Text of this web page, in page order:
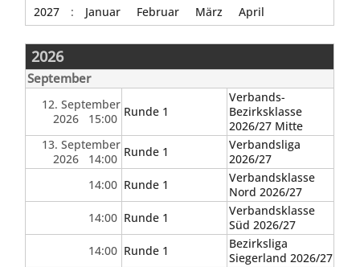
2027
: Januar Februar März April
2026
September
12. September
2026 15:00 Runde 1
Verbands-
Bezirksklasse
2026/27 Mitte
13. September
2026 14:00 Runde 1
Verbandsliga
2026/27
14:00 Runde 1
Verbandsklasse
Nord 2026/27
14:00 Runde 1
Verbandsklasse
Süd 2026/27
14:00 Runde 1
Bezirksliga
Siegerland 2026/27